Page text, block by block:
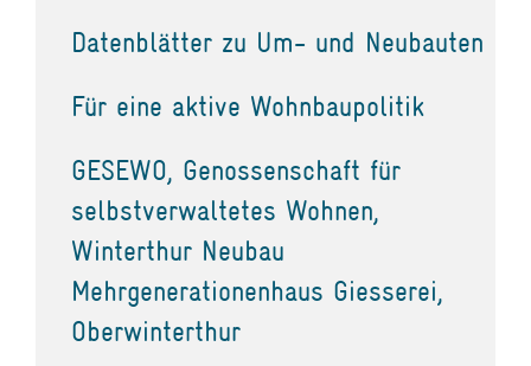
Datenblätter zu Um- und Neubauten
Für eine aktive Wohnbaupolitik
GESEWO, Genossenschaft für
selbstverwaltetes Wohnen,
Winterthur Neubau
Mehrgenerationenhaus Giesserei,
Oberwinterthur